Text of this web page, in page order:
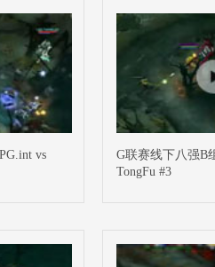
vs
G联赛线下八强B
TongFu #3